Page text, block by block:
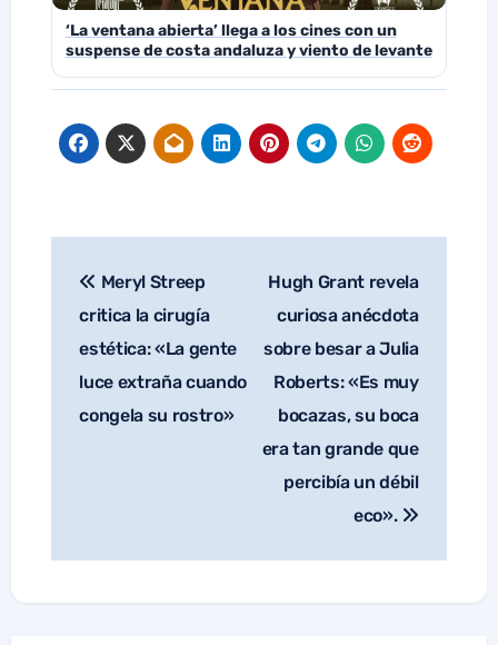
‘La ventana abierta’ llega a los cines con un
suspense de costa andaluza y viento de levante
Navegación
Meryl Streep
critica la cirugía
estética: «La gente
luce extraña cuando
congela su rostro»
Hugh Grant revela
curiosa anécdota
sobre besar a Julia
Roberts: «Es muy
bocazas, su boca
era tan grande que
percibía un débil
eco».